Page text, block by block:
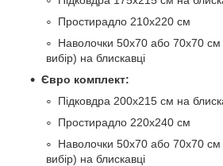
Простирадло 210х220 см
Наволочки 50х70 або 70х70
вибір) на блискавці
Євро комплект:
Підковдра 200х215 см на
Простирадло 220х240 см
Наволочки 50х70 або 70х70
вибір) на блискавці